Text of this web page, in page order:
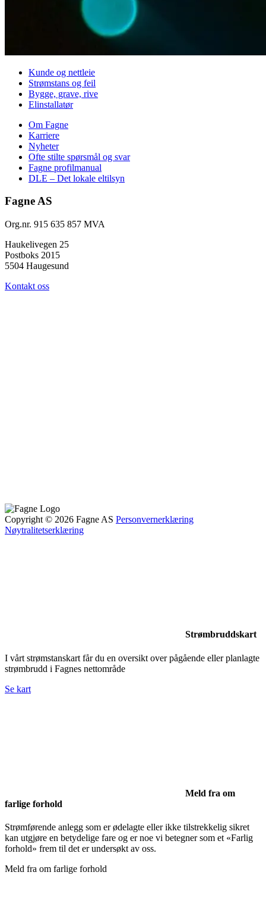
Kunde og nettleie
Strømstans og feil
Bygge, grave, rive
Elinstallatør
Om Fagne
Karriere
Nyheter
Ofte stilte spørsmål og svar
Fagne profilmanual
DLE – Det lokale eltilsyn
Fagne AS
Org.nr. 915 635 857 MVA
Haukelivegen 25
Postboks 2015
5504 Haugesund
Kontakt oss
Copyright © 2026 Fagne AS Personvernerklæring
Nøytralitetserklæring
Strømbruddskart
I vårt strømstanskart får du en oversikt over pågående eller planlagte
strømbrudd i Fagnes nettområde
Se kart
Meld fra om
farlige forhold
Strømførende anlegg som er ødelagte eller ikke tilstrekkelig sikret
kan utgjøre en betydelige fare og er noe vi betegner som et «Farlig
forhold» frem til det er undersøkt av oss.
Meld fra om farlige forhold